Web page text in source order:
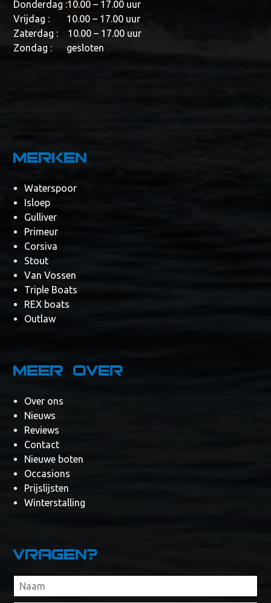
Donderdag :10.00 – 17.00 uur
Vrijdag : 10.00 – 17.00 uur
Zaterdag : 10.00 – 17.00 uur
Zondag : gesloten
Merken
Waterspoor
Isloep
Gulliver
Primeur
Corsiva
Stout
Van Vossen
Triple Boats
REX boats
Outlaw
Meer over
Over ons
Nieuws
Reviews
Contact
Nieuwe boten
Occasions
Prijslijsten
Winterstalling
Vragen?